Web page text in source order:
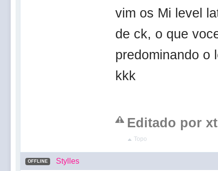
vim os Mi level
de ck, o que
predominando o
kkk
Editado por
Topo
OFFLINE Stylles